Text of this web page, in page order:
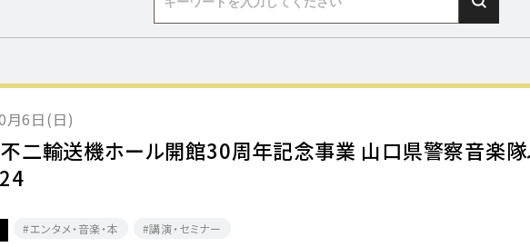
月6日(日)
不二輸送機ホール開館30周年記念事業 山口県警察音楽
エンタメ・音楽・本 講演・セミナー